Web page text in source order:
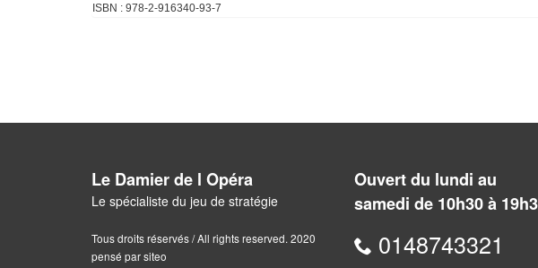
ISBN : 978-2-916340-93-7
Le Damier de l Opéra
Le spécialiste du jeu de stratégie
Tous droits réservés / All rights reserved. 2020
pensé par siteo
Ouvert du lundi au
samedi de 10h30 à
0148743321